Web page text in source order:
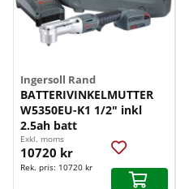
Ingersoll Rand
BATTERIVINKELMUTTER
W5350EU-K1 1/2" inkl
2.5ah batt
Exkl. moms
10720 kr
Rek. pris: 10720 kr